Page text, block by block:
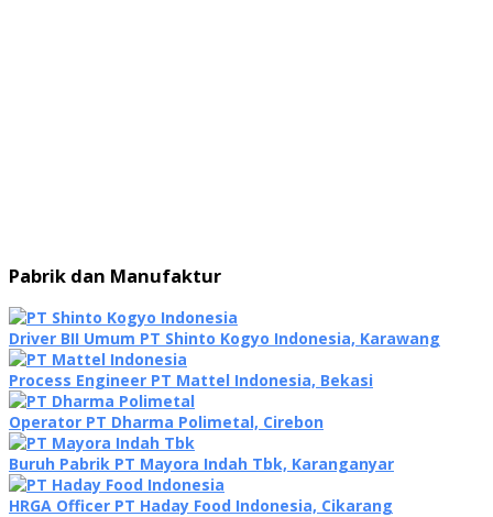
Pabrik dan Manufaktur
Driver BII Umum PT Shinto Kogyo Indonesia, Karawang
Process Engineer PT Mattel Indonesia, Bekasi
Operator PT Dharma Polimetal, Cirebon
Buruh Pabrik PT Mayora Indah Tbk, Karanganyar
HRGA Officer PT Haday Food Indonesia, Cikarang